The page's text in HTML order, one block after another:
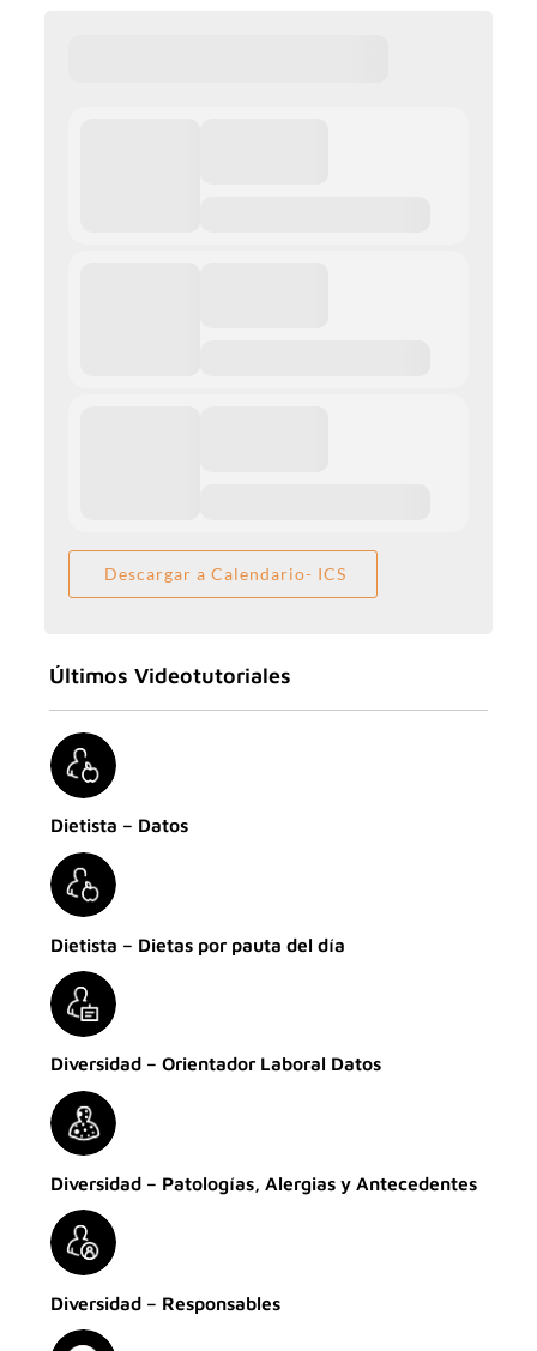
Descargar a Calendario- ICS
Últimos Videotutoriales
Dietista – Datos
Dietista – Dietas por pauta del día
Diversidad – Orientador Laboral Datos
Diversidad – Patologías, Alergias y Antecedentes
Diversidad – Responsables